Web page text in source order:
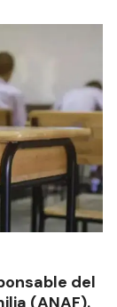
del
(ANAF).